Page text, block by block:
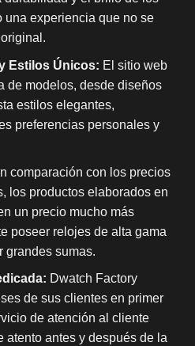
una experiencia que no se
Estilos Únicos: El sitio web
de modelos, desde diseños
estilos elegantes,
preferencias personales y
comparación con los precios
los productos elaborados en
un precio mucho más
poseer relojes de alta gama
grandes sumas.
Dwatch Factory
de sus clientes en primer
de atención al cliente
atento antes y después de la